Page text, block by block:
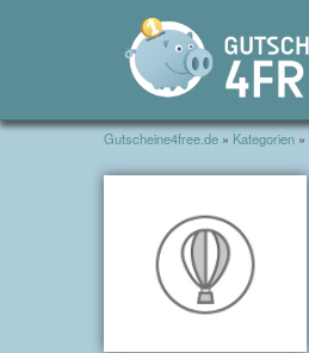
Gutscheine4free.de » Kategorien »